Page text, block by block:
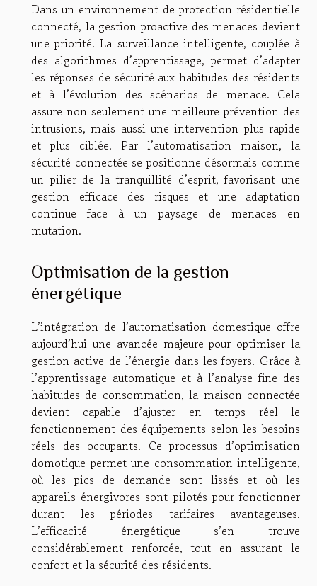
Dans un environnement de protection résidentielle
connecté, la gestion proactive des menaces devient
une priorité. La surveillance intelligente, couplée à
des algorithmes d’apprentissage, permet d’adapter
les réponses de sécurité aux habitudes des résidents
et à l’évolution des scénarios de menace. Cela
assure non seulement une meilleure prévention des
intrusions, mais aussi une intervention plus rapide
et plus ciblée. Par l’automatisation maison, la
sécurité connectée se positionne désormais comme
un pilier de la tranquillité d’esprit, favorisant une
gestion efficace des risques et une adaptation
continue face à un paysage de menaces en
mutation.
Optimisation de la gestion
énergétique
L’intégration de l’automatisation domestique offre
aujourd’hui une avancée majeure pour optimiser la
gestion active de l’énergie dans les foyers. Grâce à
l’apprentissage automatique et à l’analyse fine des
habitudes de consommation, la maison connectée
devient capable d’ajuster en temps réel le
fonctionnement des équipements selon les besoins
réels des occupants. Ce processus d’optimisation
domotique permet une consommation intelligente,
où les pics de demande sont lissés et où les
appareils énergivores sont pilotés pour fonctionner
durant les périodes tarifaires avantageuses.
L’efficacité énergétique s’en trouve
considérablement renforcée, tout en assurant le
confort et la sécurité des résidents.